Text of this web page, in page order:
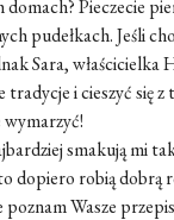
domach? Pieczecie
pudełkach. Jeśli
Sara,
i cieszyć się z
smakują mi
dopiero robią dobrą
Wasze